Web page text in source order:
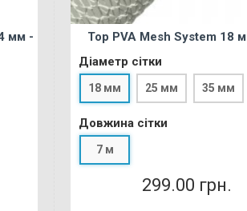
мм -
Devil Squid: Bio-Active Booster -
499.00 грн.
- 25 мм
Top PVA Mesh System 18
Діаметр сітки
18 мм 25 мм 35 мм
Довжина сітки
7 м
299.00 грн.